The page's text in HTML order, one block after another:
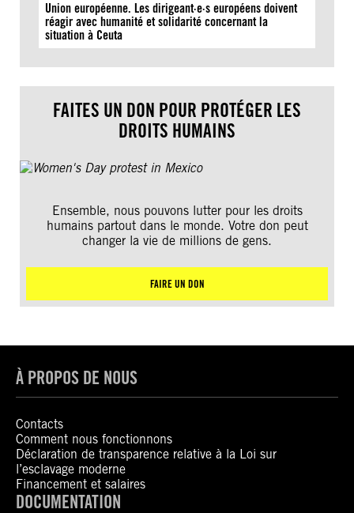
Union européenne. Les dirigeant·e·s européens doivent
réagir avec humanité et solidarité concernant la
situation à Ceuta
FAITES UN DON POUR PROTÉGER LES
DROITS HUMAINS
Ensemble, nous pouvons lutter pour les droits
humains partout dans le monde. Votre don peut
changer la vie de millions de gens.
FAIRE UN DON
À PROPOS DE NOUS
Contacts
Comment nous fonctionnons
Déclaration de transparence relative à la Loi sur
l’esclavage moderne
Financement et salaires
DOCUMENTATION